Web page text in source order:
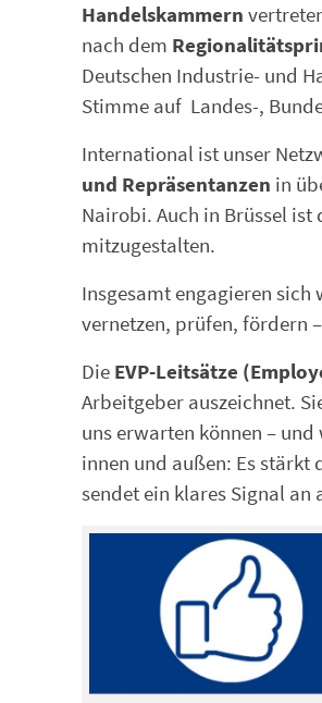
Handelskammern
nach dem
Deutschen Industrie- und
Stimme auf Landes-,
International ist unser
und Repräsentanzen in
Nairobi. Auch in Brüssel
mitzugestalten.
Insgesamt engagieren sich
vernetzen, prüfen, fördern
Die EVP-Leitsätze
Arbeitgeber auszeichnet.
uns erwarten können –
innen und außen: Es
sendet ein klares Signal an